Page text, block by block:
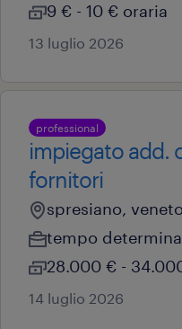
9 € - 10 € oraria
13 luglio 2026
professional
impiegato add.
fornitori
spresiano, veneto
tempo
28.000 € -
14 luglio 2026